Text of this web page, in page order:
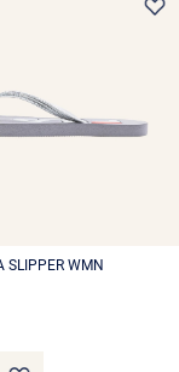
SLIPPER WMN